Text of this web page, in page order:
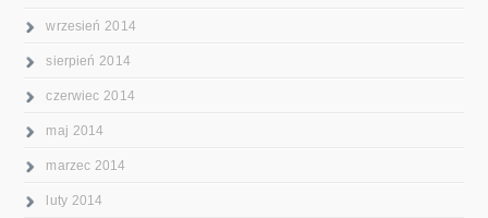
wrzesień 2014
sierpień 2014
czerwiec 2014
maj 2014
marzec 2014
luty 2014